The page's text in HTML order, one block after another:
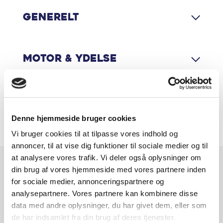
Denne hjemmeside bruger cookies
Vi bruger cookies til at tilpasse vores indhold og
annoncer, til at vise dig funktioner til sociale medier og til
at analysere vores trafik. Vi deler også oplysninger om
din brug af vores hjemmeside med vores partnere inden
for sociale medier, annonceringspartnere og
analysepartnere. Vores partnere kan kombinere disse
data med andre oplysninger, du har givet dem, eller som
de har indsamlet fra din brug af deres tjenester.
App integration
Aut. nedblændeligt bakspejl
Auto Hold
Automatgear
Automatisk nødbremsesystem
Automatisk op-/nedblænding
Bakkamera
Generelt
Motor & Ydelse
Økonomi
Er du interesseret i
denne bil?